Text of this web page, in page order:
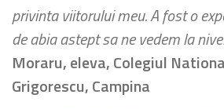
privinta viitorului meu. A fost o
de abia astept sa ne vedem la
Moraru, eleva, Colegiul
Grigorescu, Campina